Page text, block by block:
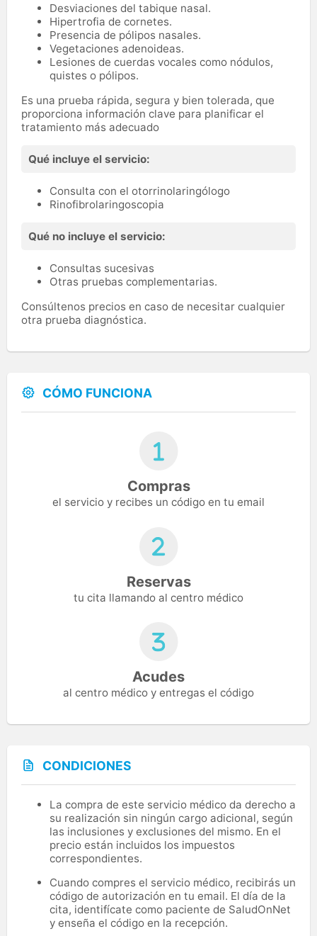
Desviaciones del tabique nasal.
Hipertrofia de cornetes.
Presencia de pólipos nasales.
Vegetaciones adenoideas.
Lesiones de cuerdas vocales como nódulos,
quistes o pólipos.
Es una prueba rápida, segura y bien tolerada, que
proporciona información clave para planificar el
tratamiento más adecuado
Qué incluye el servicio:
Consulta con el otorrinolaringólogo
Rinofibrolaringoscopia
Qué no incluye el servicio:
Consultas sucesivas
Otras pruebas complementarias.
Consúltenos precios en caso de necesitar cualquier
otra prueba diagnóstica.
CÓMO FUNCIONA
Compras
el servicio y recibes un código en tu email
Reservas
tu cita llamando al centro médico
Acudes
al centro médico y entregas el código
CONDICIONES
La compra de este servicio médico da derecho a
su realización sin ningún cargo adicional, según
las inclusiones y exclusiones del mismo. En el
precio están incluidos los impuestos
correspondientes.
Cuando compres el servicio médico, recibirás un
código de autorización en tu email. El día de la
cita, identifícate como paciente de SaludOnNet
y enseña el código en la recepción.